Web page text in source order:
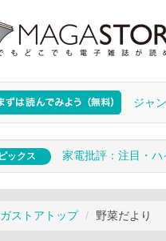
ジャ
ックス 家電批評：注目・
ストアトップ 野菜だより